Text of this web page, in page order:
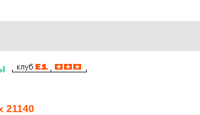
21140